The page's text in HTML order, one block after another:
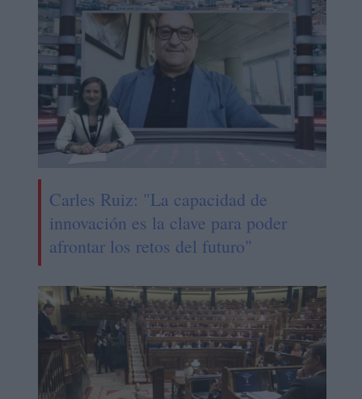
Carles Ruiz: "La capacidad de
innovación es la clave para poder
afrontar los retos del futuro"